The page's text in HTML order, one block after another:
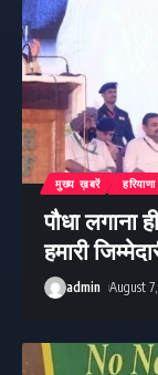
मुख्य ख़बरें हरियाणा
पौधा लगाना
हमारी
admin August